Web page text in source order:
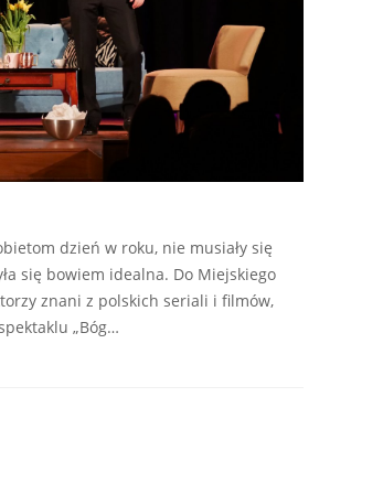
dzień w roku, nie musiały się
się bowiem idealna. Do Miejskiego
znani z polskich seriali i filmów,
„Bóg…